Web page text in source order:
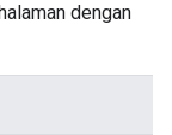
dengan